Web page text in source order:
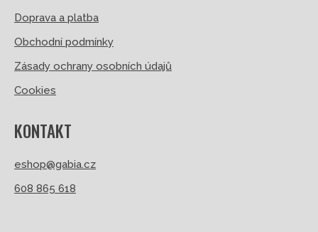
Doprava a platba
Obchodní podmínky
Zásady ochrany osobních údajů
Cookies
KONTAKT
eshop@gabia.cz
608 865 618